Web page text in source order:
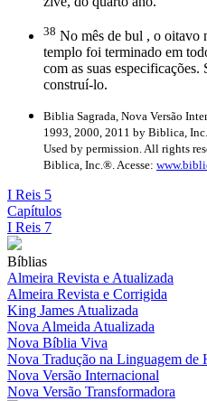
38 No mês de bul , o oitavo
templo foi terminado em
com as suas
construí-lo.
Biblia Sagrada, Nova Versão
1993, 2000, 2011 by Biblica,
Used by permission. All rights
Biblica, Inc.®. Acesse:
I Reis 5
Capítulos
I Reis 7
Bíblias
Almeira Revista e Atualizada
Almeira Revista e Corrigida
King James Atualizada
Nova Almeida Atualizada
Nova Bíblia Viva
Nova Tradução na Linguagem de
Nova Versão Internacional
Nova Versão Transformadora